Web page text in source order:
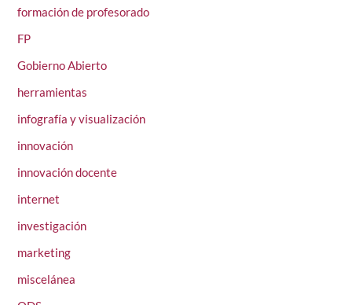
formación de profesorado
FP
Gobierno Abierto
herramientas
infografía y visualización
innovación
innovación docente
internet
investigación
marketing
miscelánea